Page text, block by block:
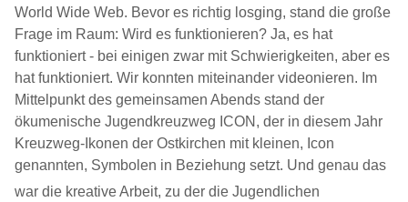
World Wide Web. Bevor es richtig losging, stand die große
Frage im Raum: Wird es funktionieren? Ja, es hat
funktioniert - bei einigen zwar mit Schwierigkeiten, aber es
hat funktioniert. Wir konnten miteinander videonieren. Im
Mittelpunkt des gemeinsamen Abends stand der
ökumenische Jugendkreuzweg ICON, der in diesem Jahr
Kreuzweg-Ikonen der Ostkirchen mit kleinen, Icon
genannten, Symbolen in Beziehung setzt. Und genau das
war die kreative Arbeit, zu der die Jugendlichen